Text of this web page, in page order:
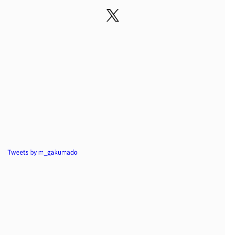
Tweets by m_gakumado